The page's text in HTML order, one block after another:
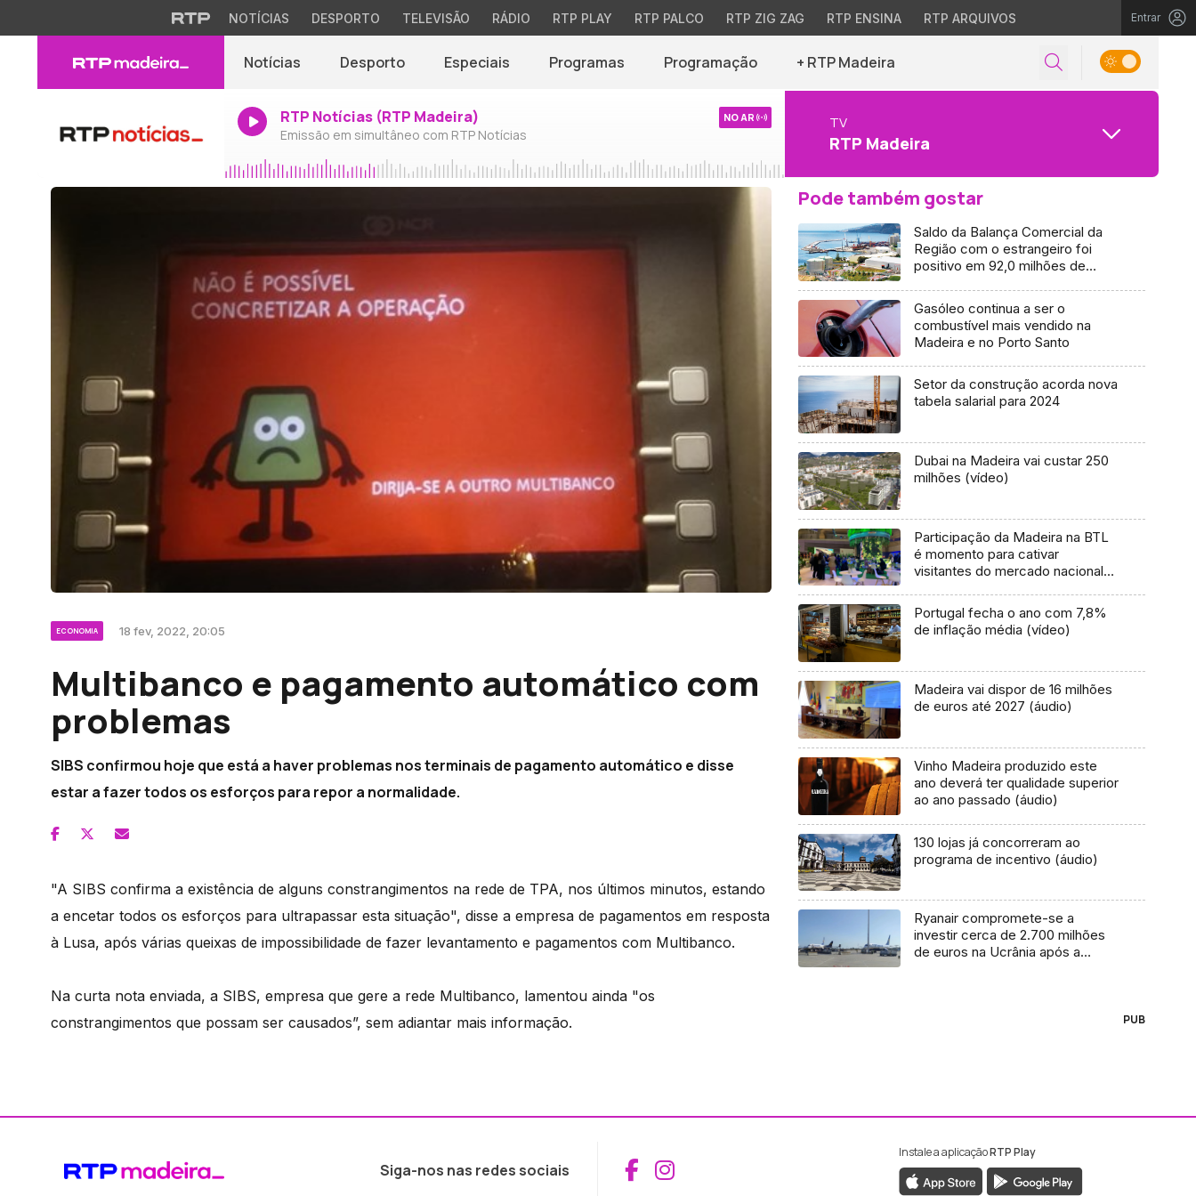
NOTÍCIAS DESPORTO TELEVISÃO RÁDIO RTP PLAY RTP PALCO RTP ZIG ZAG RTP ENSINA RTP ARQUIVOS Entrar
Notícias Desporto Especiais Programas Programação + RTP Madeira
RTP Notícias (RTP Madeira)
Emissão em simultâneo com RTP Notícias
NO AR TV
RTP Madeira
ECONOMIA 18 fev, 2022, 20:05
Multibanco e pagamento automático com
problemas
SIBS confirmou hoje que está a haver problemas nos terminais de pagamento automático e disse
estar a fazer todos os esforços para repor a normalidade.
"A SIBS confirma a existência de alguns constrangimentos na rede de TPA, nos últimos minutos, estando
a encetar todos os esforços para ultrapassar esta situação", disse a empresa de pagamentos em resposta
à Lusa, após várias queixas de impossibilidade de fazer levantamento e pagamentos com Multibanco.
Na curta nota enviada, a SIBS, empresa que gere a rede Multibanco, lamentou ainda "os
constrangimentos que possam ser causados”, sem adiantar mais informação.
Pode também gostar
Saldo da Balança Comercial da
Região com o estrangeiro foi
positivo em 92,0 milhões de
Gasóleo continua a ser o
combustível mais vendido na
Madeira e no Porto Santo
Setor da construção acorda nova
tabela salarial para 2024
Dubai na Madeira vai custar 250
milhões (vídeo)
Participação da Madeira na BTL
é momento para cativar
visitantes do mercado nacional
Portugal fecha o ano com 7,8%
de inflação média (vídeo)
Madeira vai dispor de 16 milhões
de euros até 2027 (áudio)
Vinho Madeira produzido este
ano deverá ter qualidade superior
ao ano passado (áudio)
130 lojas já concorreram ao
programa de incentivo (áudio)
Ryanair compromete-se a
investir cerca de 2.700 milhões
de euros na Ucrânia após a
PUB
Siga-nos nas redes sociais Aceder ao Facebook da RTP Madeira
Aceder ao Instagram da RTP Madeira
Instale a aplicaçãoRTP Play